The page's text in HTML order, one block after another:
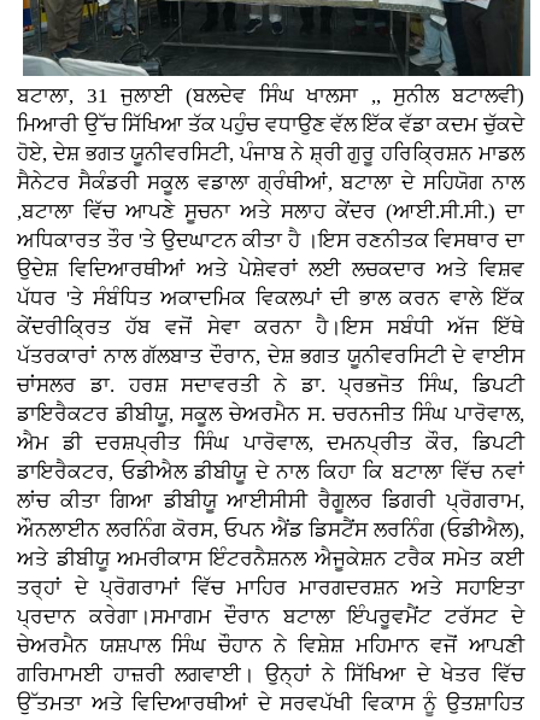
ਬਟਾਲਾ, 31 ਜੁਲਾਈ (ਬਲਦੇਵ ਸਿੰਘ ਖਾਲਸਾ ,, ਸੁਨੀਲ ਬਟਾਲਵੀ)
ਮਿਆਰੀ ਉੱਚ ਸਿੱਖਿਆ ਤੱਕ ਪਹੁੰਚ ਵਧਾਉਣ ਵੱਲ ਇੱਕ ਵੱਡਾ ਕਦਮ ਚੁੱਕਦੇ
ਹੋਏ, ਦੇਸ਼ ਭਗਤ ਯੂਨੀਵਰਸਿਟੀ, ਪੰਜਾਬ ਨੇ ਸ਼੍ਰੀ ਗੁਰੂ ਹਰਿਕ੍ਰਿਸ਼ਨ ਮਾਡਲ
ਸੈਨੇਟਰ ਸੈਕੰਡਰੀ ਸਕੂਲ ਵਡਾਲਾ ਗ੍ਰੰਥੀਆਂ, ਬਟਾਲਾ ਦੇ ਸਹਿਯੋਗ ਨਾਲ
,ਬਟਾਲਾ ਵਿੱਚ ਆਪਣੇ ਸੂਚਨਾ ਅਤੇ ਸਲਾਹ ਕੇਂਦਰ (ਆਈ.ਸੀ.ਸੀ.) ਦਾ
ਅਧਿਕਾਰਤ ਤੌਰ 'ਤੇ ਉਦਘਾਟਨ ਕੀਤਾ ਹੈ ।ਇਸ ਰਣਨੀਤਕ ਵਿਸਥਾਰ ਦਾ
ਉਦੇਸ਼ ਵਿਦਿਆਰਥੀਆਂ ਅਤੇ ਪੇਸ਼ੇਵਰਾਂ ਲਈ ਲਚਕਦਾਰ ਅਤੇ ਵਿਸ਼ਵ
ਪੱਧਰ 'ਤੇ ਸੰਬੰਧਿਤ ਅਕਾਦਮਿਕ ਵਿਕਲਪਾਂ ਦੀ ਭਾਲ ਕਰਨ ਵਾਲੇ ਇੱਕ
ਕੇਂਦਰੀਕ੍ਰਿਤ ਹੱਬ ਵਜੋਂ ਸੇਵਾ ਕਰਨਾ ਹੈ।ਇਸ ਸਬੰਧੀ ਅੱਜ ਇੱਥੇ
ਪੱਤਰਕਾਰਾਂ ਨਾਲ ਗੱਲਬਾਤ ਦੌਰਾਨ, ਦੇਸ਼ ਭਗਤ ਯੂਨੀਵਰਸਿਟੀ ਦੇ ਵਾਈਸ
ਚਾਂਸਲਰ ਡਾ. ਹਰਸ਼ ਸਦਾਵਰਤੀ ਨੇ ਡਾ. ਪ੍ਰਭਜੋਤ ਸਿੰਘ, ਡਿਪਟੀ
ਡਾਇਰੈਕਟਰ ਡੀਬੀਯੂ, ਸਕੂਲ ਚੇਅਰਮੈਨ ਸ. ਚਰਨਜੀਤ ਸਿੰਘ ਪਾਰੋਵਾਲ,
ਐਮ ਡੀ ਦਰਸ਼ਪ੍ਰੀਤ ਸਿੰਘ ਪਾਰੋਵਾਲ, ਦਮਨਪ੍ਰੀਤ ਕੌਰ, ਡਿਪਟੀ
ਡਾਇਰੈਕਟਰ, ਓਡੀਐਲ ਡੀਬੀਯੂ ਦੇ ਨਾਲ ਕਿਹਾ ਕਿ ਬਟਾਲਾ ਵਿੱਚ ਨਵਾਂ
ਲਾਂਚ ਕੀਤਾ ਗਿਆ ਡੀਬੀਯੂ ਆਈਸੀਸੀ ਰੈਗੂਲਰ ਡਿਗਰੀ ਪ੍ਰੋਗਰਾਮ,
ਔਨਲਾਈਨ ਲਰਨਿੰਗ ਕੋਰਸ, ਓਪਨ ਐਂਡ ਡਿਸਟੈਂਸ ਲਰਨਿੰਗ (ਓਡੀਐਲ),
ਅਤੇ ਡੀਬੀਯੂ ਅਮਰੀਕਾਸ ਇੰਟਰਨੈਸ਼ਨਲ ਐਜੂਕੇਸ਼ਨ ਟਰੈਕ ਸਮੇਤ ਕਈ
ਤਰ੍ਹਾਂ ਦੇ ਪ੍ਰੋਗਰਾਮਾਂ ਵਿੱਚ ਮਾਹਿਰ ਮਾਰਗਦਰਸ਼ਨ ਅਤੇ ਸਹਾਇਤਾ
ਪ੍ਰਦਾਨ ਕਰੇਗਾ।ਸਮਾਗਮ ਦੌਰਾਨ ਬਟਾਲਾ ਇੰਪਰੂਵਮੈਂਟ ਟਰੱਸਟ ਦੇ
ਚੇਅਰਮੈਨ ਯਸ਼ਪਾਲ ਸਿੰਘ ਚੌਹਾਨ ਨੇ ਵਿਸ਼ੇਸ਼ ਮਹਿਮਾਨ ਵਜੋਂ ਆਪਣੀ
ਗਰਿਮਾਮਈ ਹਾਜ਼ਰੀ ਲਗਵਾਈ। ਉਨ੍ਹਾਂ ਨੇ ਸਿੱਖਿਆ ਦੇ ਖੇਤਰ ਵਿੱਚ
ਉੱਤਮਤਾ ਅਤੇ ਵਿਦਿਆਰਥੀਆਂ ਦੇ ਸਰਵਪੱਖੀ ਵਿਕਾਸ ਨੂੰ ਉਤਸ਼ਾਹਿਤ